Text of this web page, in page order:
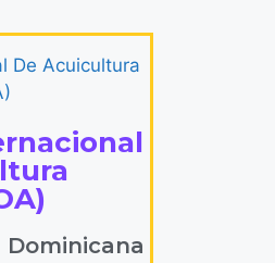
Dominicana